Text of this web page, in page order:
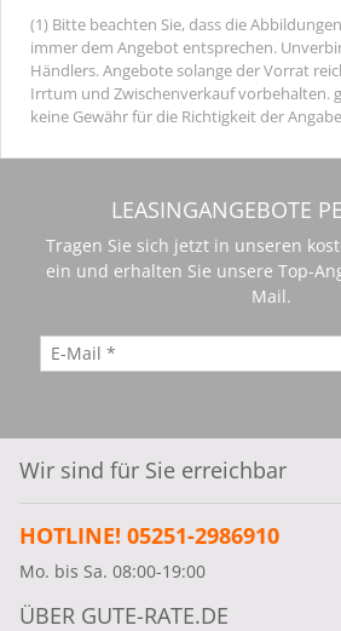
(1) Bitte beachten Sie, dass die
immer dem Angebot entsprechen.
Händlers. Angebote solange der Vorrat
Irrtum und Zwischenverkauf vorbehalten.
keine Gewähr für die Richtigkeit der
LEASINGANGEBOTE
Tragen Sie sich jetzt in unseren
ein und erhalten Sie unsere Top-
Mail.
Wir sind für Sie erreichbar
HOTLINE! 05251-2986910
Mo. bis Sa. 08:00-19:00
ÜBER GUTE-RATE.DE